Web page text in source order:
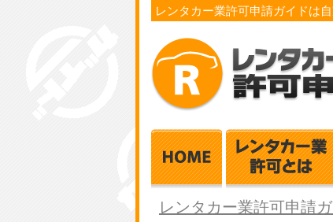
レンタカー業許可申請ガイドは
レンタカー業許可申請